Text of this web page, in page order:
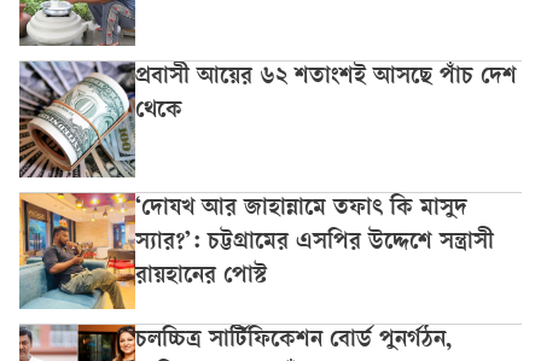
প্রবাসী আয়ের ৬২ শতাংশই আসছে পাঁচ দেশ
থেকে
‘দোযখ আর জাহান্নামে তফাৎ কি মাসুদ
স্যার?’: চট্টগ্রামের এসপির উদ্দেশে সন্ত্রাসী
রায়হানের পোস্ট
চলচ্চিত্র সার্টিফিকেশন বোর্ড পুনর্গঠন,